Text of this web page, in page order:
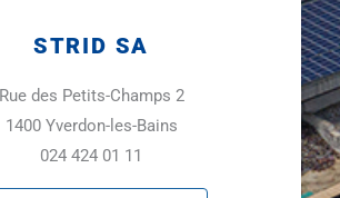
STRID SA
Rue des Petits-Champs 2
1400 Yverdon-les-Bains
024 424 01 11